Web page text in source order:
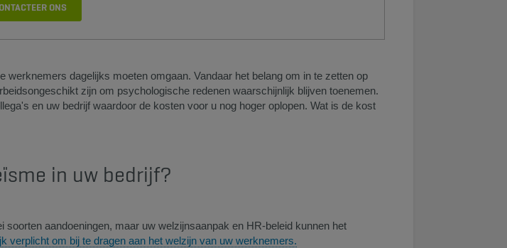
ONS​
dagelijks moeten omgaan. Vandaar het belang om in te zetten op
zijn om psychologische redenen waarschijnlijk blijven toenemen.
en uw bedrijf waardoor de kosten voor u nog hoger oplopen. Wat is de kost
in uw bedrijf?
aandoeningen, maar uw welzijnsaanpak en HR-beleid kunnen het
verplicht om bij te dragen aan het welzijn van uw werknemers.​